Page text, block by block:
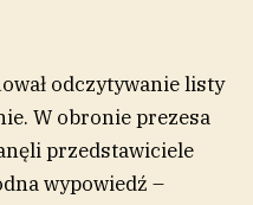
odczytywanie listy
W obronie prezesa
przedstawiciele
wypowiedź –